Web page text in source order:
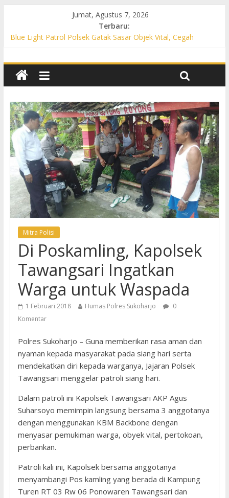
Jumat, Agustus 7, 2026
Terbaru:
Blue Light Patrol Polsek Gatak Sasar Objek Vital, Cegah
Permukiman, Antisipasi 3C dan Gangguan Kamtibmas
Patroli KRYD Polsek Baki Sisir Titik Rawan, Cegah 3C hingga
Patroli Blue Light Polsek Nguter Sasar Perbankan hingga
Permukiman, Antisipasi 3C dan Gangguan Kamtibmas
Blue Light Patrol Polsek Tawangsari Sisir Belasan Desa, Cegah
Kejahatan 3C dan Gangguan Kamtibmas
Mitra Polisi
Di Poskamling, Kapolsek
Tawangsari Ingatkan
Warga untuk Waspada
1 Februari 2018 Humas Polres Sukoharjo
0
Komentar
Polres Sukoharjo – Guna memberikan rasa aman dan
nyaman kepada masyarakat pada siang hari serta
mendekatkan diri kepada warganya, Jajaran Polsek
Tawangsari menggelar patroli siang hari.
Dalam patroli ini Kapolsek Tawangsari AKP Agus
Suharsoyo memimpin langsung bersama 3 anggotanya
dengan menggunakan KBM Backbone dengan
menyasar pemukiman warga, obyek vital, pertokoan,
perbankan.
Patroli kali ini, Kapolsek bersama anggotanya
menyambangi Pos kamling yang berada di Kampung
Turen RT 03 Rw 06 Ponowaren Tawangsari dan